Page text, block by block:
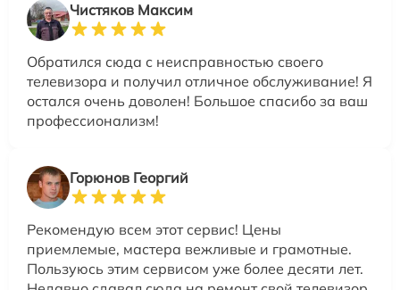
Чистяков Максим
Обратился сюда с неисправностью своего
телевизора и получил отличное обслуживание! Я
остался очень доволен! Большое спасибо за ваш
профессионализм!
Горюнов Георгий
Рекомендую всем этот сервис! Цены
приемлемые, мастера вежливые и грамотные.
Пользуюсь этим сервисом уже более десяти лет.